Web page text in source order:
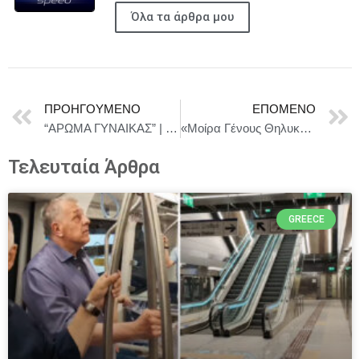
Όλα τα άρθρα μου
ΠΡΟΗΓΟΎΜΕΝΟ
“ΑΡΩΜΑ ΓΥΝΑΙΚΑΣ” | Βασισμένο στο μυθιστόρημα του Τζιοβάνι Αρπίνο | Σκην. Κωνσταντίνος Ασπιώτης | Θέατρο Βρετάνια | Οι παραστάσεις ξεκίνησαν!
ΕΠΌΜΕΝΟ
«Μοίρα Γένους Θηλυκού» Σε αυτό το One Woman Show η Ασπασία Θεοφίλου τραγουδάει για κάθε γυναίκα και ξαναγράφει το γραφτό | Από 25 Οκτωβρίου | Θέατρο Αλκμήνη | Με EARLY BIRD 9€
Τελευταία Άρθρα
GREECE